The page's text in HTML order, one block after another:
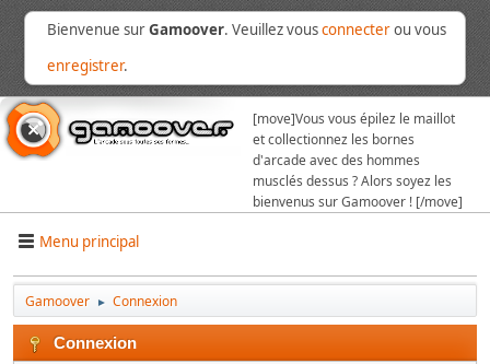
Bienvenue surGamoover. Veuillez vousconnecterou vous
enregistrer.
[move]Vous vous épilez le maillot
et collectionnez les bornes
d'arcade avec des hommes
musclés dessus ? Alors soyez les
bienvenus sur Gamoover ! [/move]
Menu principal
Gamoover ► Connexion
Connexion